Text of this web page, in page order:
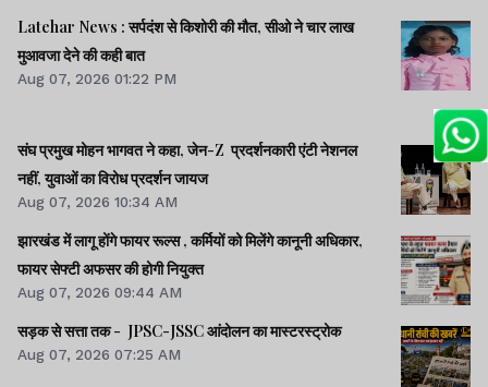
Latehar News : सर्पदंश से किशोरी की मौत, सीओ ने चार लाख
मुआवजा देने की कही बात
Aug 07, 2026 01:22 PM
संघ प्रमुख मोहन भागवत ने कहा, जेन-Z प्रदर्शनकारी एंटी नेशनल
नहीं, युवाओं का विरोध प्रदर्शन जायज
Aug 07, 2026 10:34 AM
झारखंड में लागू होंगे फायर रूल्स , कर्मियों को मिलेंगे कानूनी अधिकार,
फायर सेफ्टी अफसर की होगी नियुक्त
Aug 07, 2026 09:44 AM
सड़क से सत्ता तक - JPSC-JSSC आंदोलन का मास्टरस्ट्रोक
Aug 07, 2026 07:25 AM